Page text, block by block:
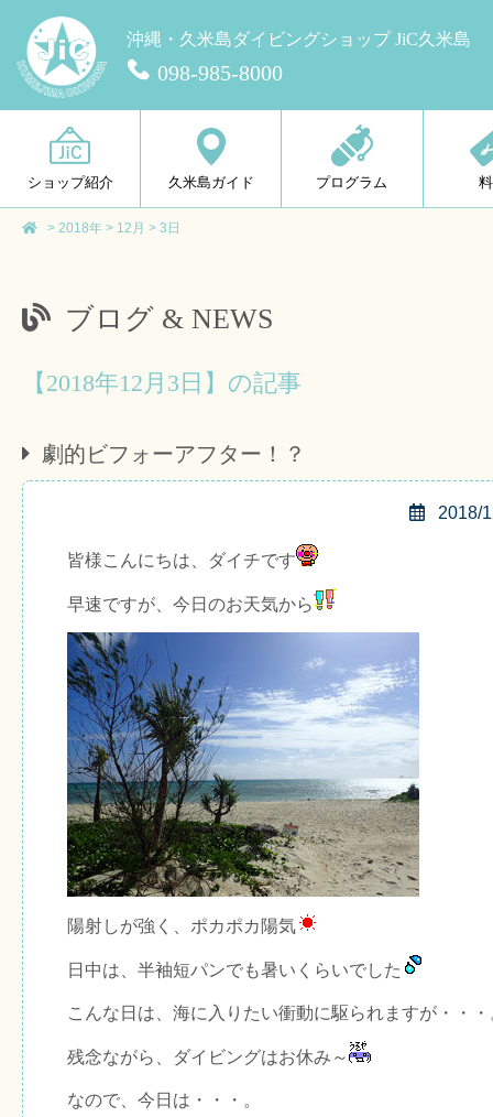
沖縄・久米島ダイビングショップ JiC久米島
098-985-8000
ショップ紹介 久米島ガイド プログラム
> 2018年 > 12月 > 3日
ブログ & NEWS
【2018年12月3日】の記事
劇的ビフォーアフター！？
2018/
皆様こんにちは、ダイチです
早速ですが、今日のお天気から
陽射しが強く、ポカポカ陽気
日中は、半袖短パンでも暑いくらいでした
こんな日は、海に入りたい衝動に駆られますが・・・
残念ながら、ダイビングはお休み～
なので、今日は・・・。